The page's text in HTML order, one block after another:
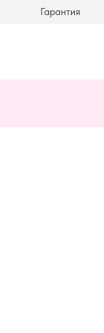
Гарантия